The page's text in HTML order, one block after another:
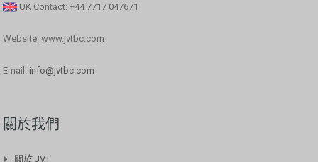
UK Contact: +44 7717 047671
Website: www.jvtbc.com
Email: info@jvtbc.com
關於我們
關於 JVT